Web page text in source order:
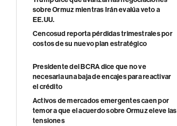
sobre Ormuz mientras Irán evalúa veto a
EE.UU.
Cencosud reporta pérdidas trimestrales por
costos de su nuevo plan estratégico
Presidente del BCRA dice que no ve
necesaria una baja de encajes para reactivar
el crédito
Activos de mercados emergentes caen por
temor a que el acuerdo sobre Ormuz eleve las
tensiones